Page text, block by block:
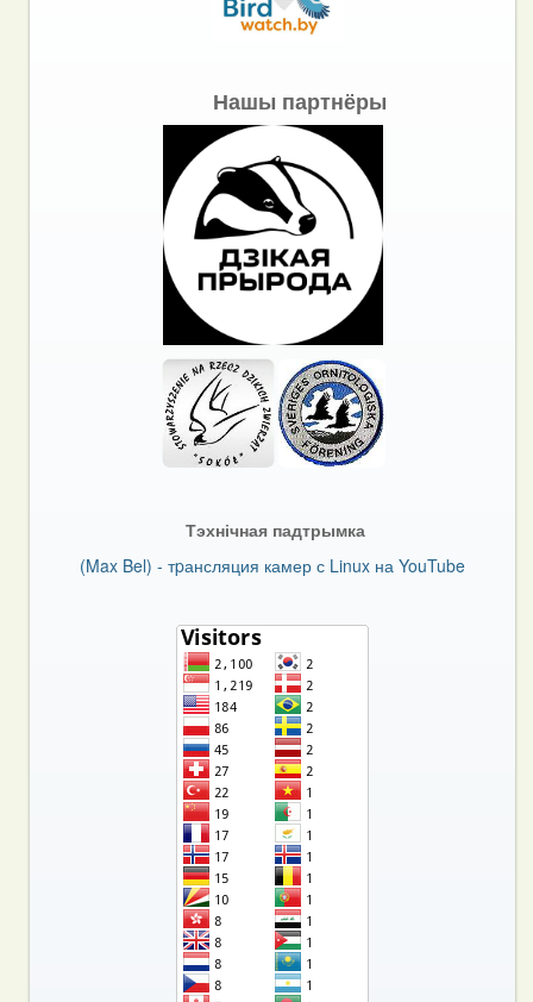
Нашы партнёры
Тэхнічная падтрымка
(Max Bel) - тpансляция камер с Linux на YouTube